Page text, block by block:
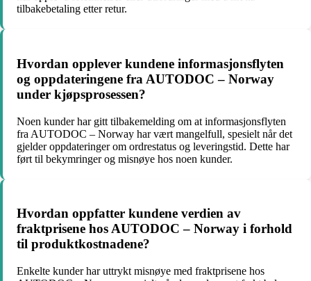
tilbakebetaling etter retur.
Hvordan opplever kundene informasjonsflyten
og oppdateringene fra AUTODOC – Norway
under kjøpsprosessen?
Noen kunder har gitt tilbakemelding om at informasjonsflyten
fra AUTODOC – Norway har vært mangelfull, spesielt når det
gjelder oppdateringer om ordrestatus og leveringstid. Dette har
ført til bekymringer og misnøye hos noen kunder.
Hvordan oppfatter kundene verdien av
fraktprisene hos AUTODOC – Norway i forhold
til produktkostnadene?
Enkelte kunder har uttrykt misnøye med fraktprisene hos